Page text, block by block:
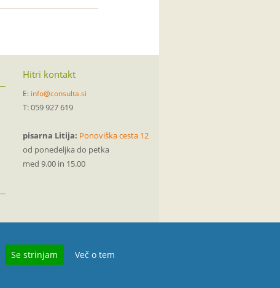
Se strinjam Več o tem
Hitri kontakt
E: info@consulta.si
T: 059 927 619
pisarna Litija: Ponoviška cesta 12
od ponedeljka do petka
med 9.00 in 15.00